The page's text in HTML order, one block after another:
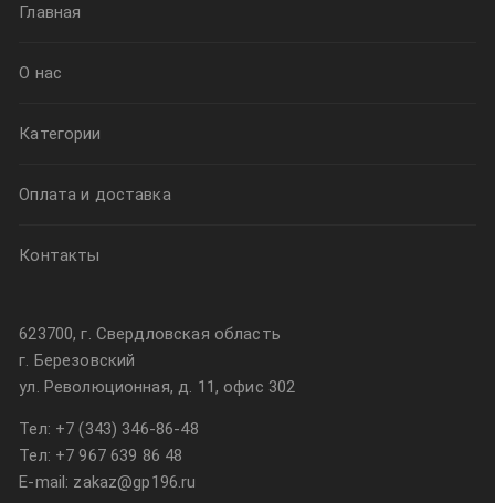
Главная
О нас
Категории
Оплата и доставка
Контакты
623700, г. Свердловская область
г. Березовский
ул. Революционная, д. 11, офис 302
Тел: +7 (343) 346-86-48
Тел: +7 967 639 86 48
E-mail: zakaz@gp196.ru